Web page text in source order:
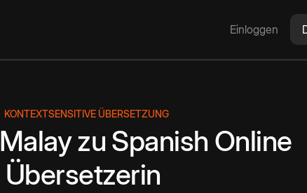
Einloggen
KONTEXTSENSITIVE ÜBERSETZUNG
Malayzu Spanish Online
Übersetzerin